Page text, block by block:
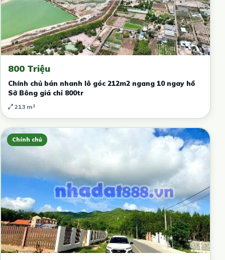
800 Triệu
Chính chủ bán nhanh lô góc 212m2 ngang 10 ngay hồ
Sở Bông giá chỉ 800tr
213 m²
Chính chủ